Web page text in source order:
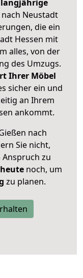
langjährige
Neustadt
die ein
Hessen mit
alles, von der
des Umzugs.
Ihrer Möbel
sicher ein und
an Ihrem
ankommt.
nach
Sie nicht,
zu
noch, um
zu planen.